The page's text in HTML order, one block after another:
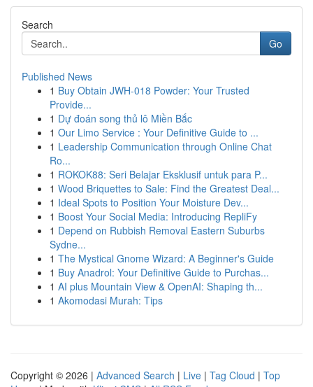
Search
Go
Published News
1 Buy Obtain JWH-018 Powder: Your Trusted
Provide...
1 Dự đoán song thủ lô Miền Bắc
1 Our Limo Service : Your Definitive Guide to ...
1 Leadership Communication through Online Chat
Ro...
1 ROKOK88: Seri Belajar Eksklusif untuk para P...
1 Wood Briquettes to Sale: Find the Greatest Deal...
1 Ideal Spots to Position Your Moisture Dev...
1 Boost Your Social Media: Introducing RepliFy
1 Depend on Rubbish Removal Eastern Suburbs
Sydne...
1 The Mystical Gnome Wizard: A Beginner's Guide
1 Buy Anadrol: Your Definitive Guide to Purchas...
1 AI plus Mountain View & OpenAI: Shaping th...
1 Akomodasi Murah: Tips
Copyright © 2026 | Advanced Search | Live | Tag Cloud | Top